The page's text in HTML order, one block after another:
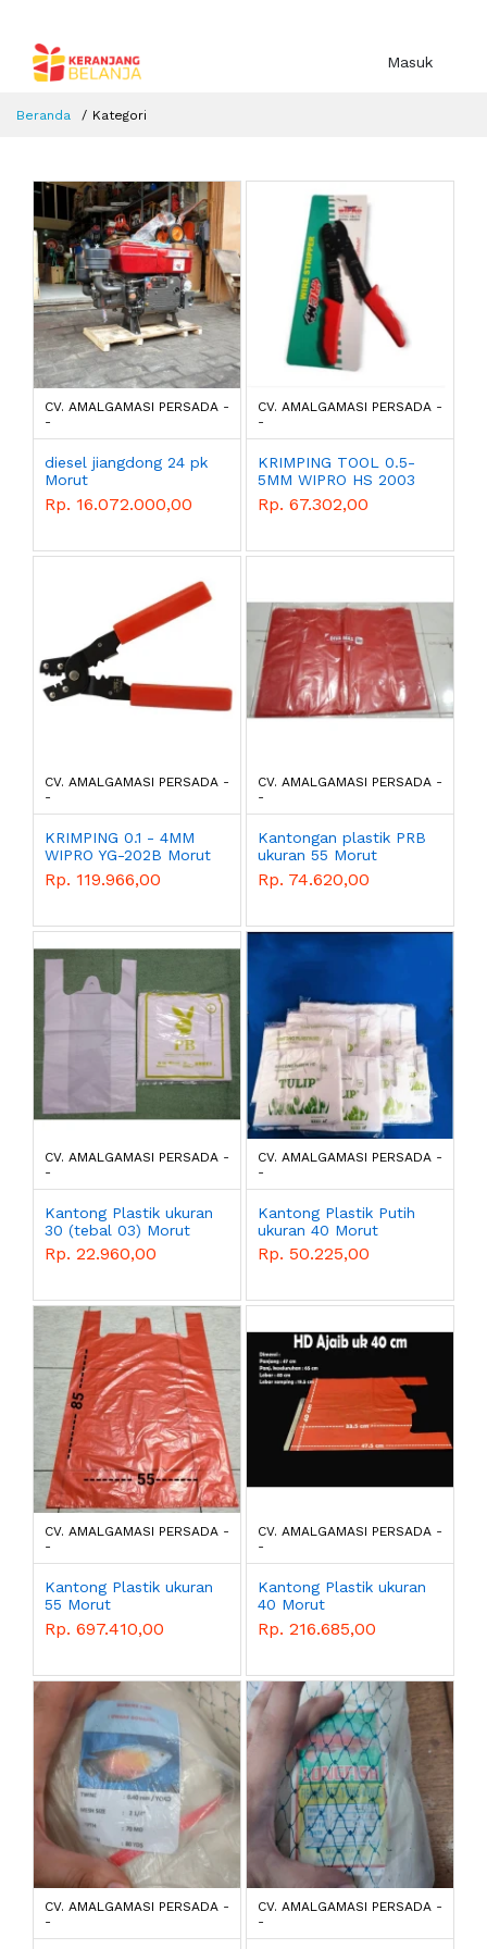
Masuk
Beranda Kategori
CV. AMALGAMASI PERSADA -
-
diesel jiangdong 24 pk
Morut
Rp. 16.072.000,00
CV. AMALGAMASI PERSADA -
-
KRIMPING TOOL 0.5-
5MM WIPRO HS 2003
Morut
Rp. 67.302,00
CV. AMALGAMASI PERSADA -
-
KRIMPING 0.1 - 4MM
WIPRO YG-202B Morut
Rp. 119.966,00
CV. AMALGAMASI PERSADA -
-
Kantongan plastik PRB
ukuran 55 Morut
Rp. 74.620,00
CV. AMALGAMASI PERSADA -
-
Kantong Plastik ukuran
30 (tebal 03) Morut
Rp. 22.960,00
CV. AMALGAMASI PERSADA -
-
Kantong Plastik Putih
ukuran 40 Morut
Rp. 50.225,00
CV. AMALGAMASI PERSADA -
-
Kantong Plastik ukuran
55 Morut
Rp. 697.410,00
CV. AMALGAMASI PERSADA -
-
Kantong Plastik ukuran
40 Morut
Rp. 216.685,00
CV. AMALGAMASI PERSADA -
-
CV. AMALGAMASI PERSADA -
-